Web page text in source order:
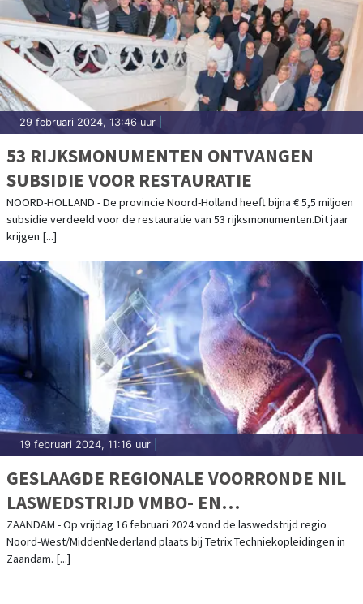
29 februari 2024, 13:46 uur
53 RIJKSMONUMENTEN ONTVANGEN
SUBSIDIE VOOR RESTAURATIE
NOORD-HOLLAND - De provincie Noord-Holland heeft bijna € 5,5 miljoen
subsidie verdeeld voor de restauratie van 53 rijksmonumenten.Dit jaar
krijgen [...]
19 februari 2024, 11:16 uur
GESLAAGDE REGIONALE VOORRONDE NIL
LASWEDSTRIJD VMBO- EN
PRAKTIJKSCHOLEN
ZAANDAM - Op vrijdag 16 februari 2024 vond de laswedstrijd regio
Noord-West/MiddenNederland plaats bij Tetrix Techniekopleidingen in
Zaandam. [...]